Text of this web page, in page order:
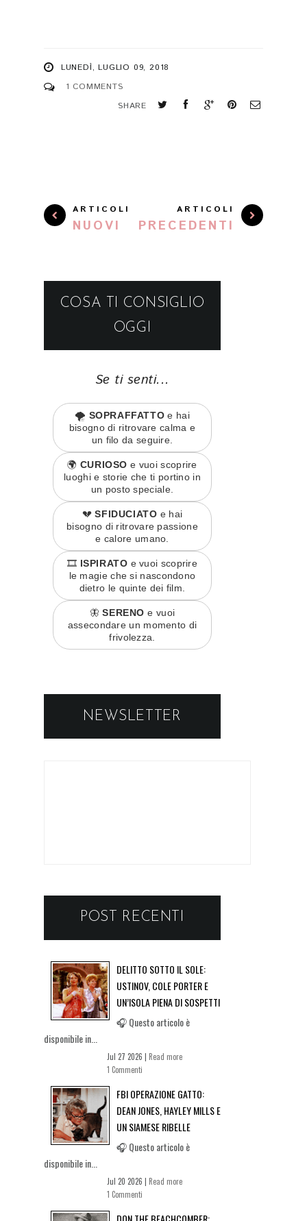
LUNEDÌ, LUGLIO 09, 2018
1 COMMENTS
SHARE
ARTICOLI
NUOVI
ARTICOLI
PRECEDENTI
COSA TI CONSIGLIO
OGGI
Se ti senti...
🌪️ SOPRAFFATTO e hai
bisogno di ritrovare calma e
un filo da seguire.
🌍 CURIOSO e vuoi scoprire
luoghi e storie che ti portino in
un posto speciale.
💔SFIDUCIATO e hai
bisogno di ritrovare passione
e calore umano.
🎞️ ISPIRATO e vuoi scoprire
le magie che si nascondono
dietro le quinte dei film.
🦋SERENO e vuoi
assecondare un momento di
frivolezza.
NEWSLETTER
POST RECENTI
DELITTO SOTTO IL SOLE:
USTINOV, COLE PORTER E
UN’ISOLA PIENA DI SOSPETTI
🎧 Questo articolo è
disponibile in...
Jul 27 2026 | Read more
1 Commenti
FBI OPERAZIONE GATTO:
DEAN JONES, HAYLEY MILLS E
UN SIAMESE RIBELLE
🎧 Questo articolo è
disponibile in...
Jul 20 2026 | Read more
1 Commenti